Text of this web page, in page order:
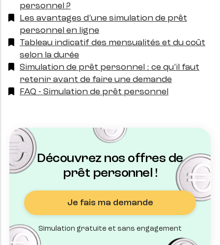
personnel ?
Les avantages d’une simulation de prêt
personnel en ligne
Tableau indicatif des mensualités et du coût
selon la durée
Simulation de prêt personnel : ce qu’il faut
retenir avant de faire une demande
FAQ - Simulation de prêt personnel
Découvrez nos offres de
prêt personnel !
Je fais ma demande
Simulation gratuite et sans engagement